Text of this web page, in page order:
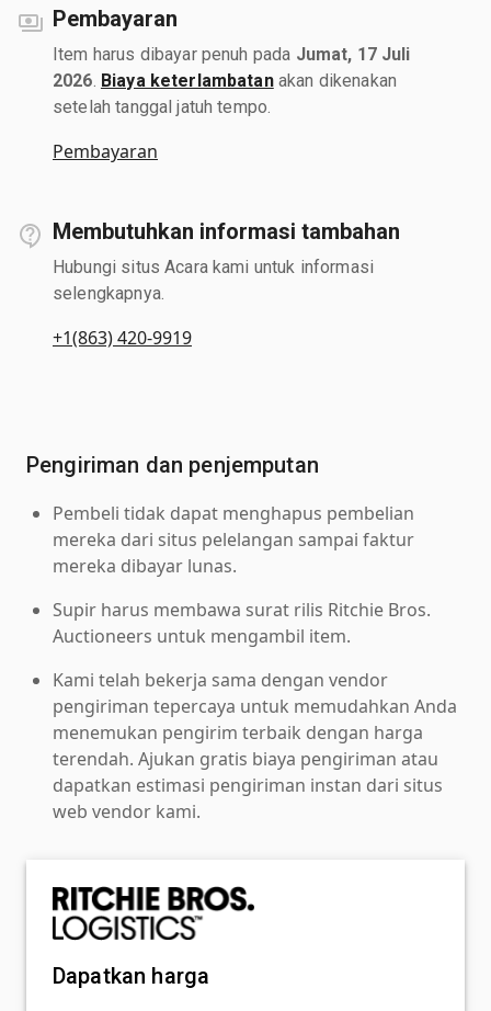
Pembayaran
Item harus dibayar penuh pada Jumat, 17 Juli
2026 Biaya keterlambatanakan dikenakan
setelah tanggal jatuh tempo.
Pembayaran
Membutuhkan informasi tambahan
Hubungi situs Acara kami untuk informasi
selengkapnya.
+1(863) 420-9919
Pengiriman dan penjemputan
Pembeli tidak dapat menghapus pembelian
mereka dari situs pelelangan sampai faktur
mereka dibayar lunas.
Supir harus membawa surat rilis Ritchie Bros.
Auctioneers untuk mengambil item.
Kami telah bekerja sama dengan vendor
pengiriman tepercaya untuk memudahkan Anda
menemukan pengirim terbaik dengan harga
terendah. Ajukan gratis biaya pengiriman atau
dapatkan estimasi pengiriman instan dari situs
web vendor kami.
Dapatkan harga